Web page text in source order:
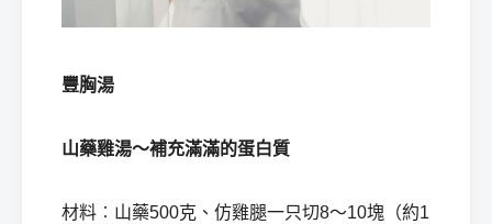
豐胸湯
山藥雞湯～補充滿滿的蛋白質
材料︰山藥500克、仿雞腿一只切8～10塊（約1